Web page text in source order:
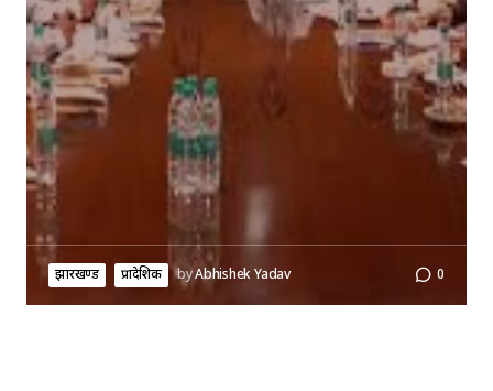
झारखण्ड प्रादेशिक byAbhishek Yadav 0